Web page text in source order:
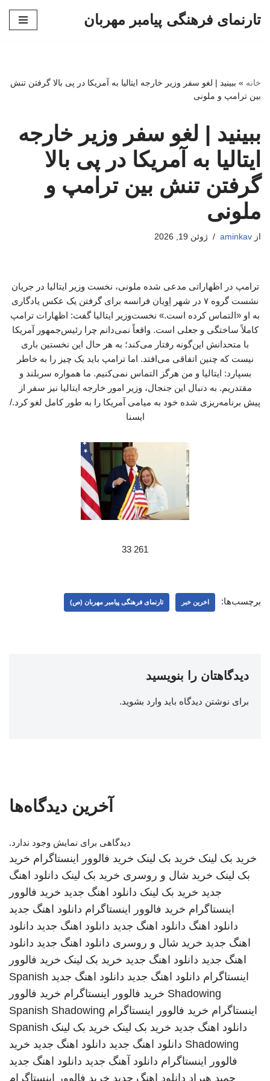
تارنمای فرهنگی پیامبر مهربان
خانه » ببینید | لغو سفر وزیر خارجه ایتالیا به آمریکا در پی بالا گرفتن تنش
بین ترامپ و ملونی
ببینید | لغو سفر وزیر خارجه
ایتالیا به آمریکا در پی بالا
گرفتن تنش بین ترامپ و
ملونی
از aminkav ژوئن 19, 2026
ترامپ در اظهاراتی مدعی شده ملونی، نخست وزیر ایتالیا در جریان
نشست گروه ۷ در شهر اِویان فرانسه برای گرفتن یک عکس یادگاری
به او «التماس کرده است.» نخست‌وزیر ایتالیا گفت: اظهارات ترامپ
کاملاً ساختگی و جعلی است. واقعاً نمی‌دانم چرا رئیس‌جمهور آمریکا
با متحدانش این‌گونه رفتار می‌کند؛ به هر حال این نخستین باری
نیست که چنین اتفاقی می‌افتد. اما ترامپ باید یک چیز را به خاطر
بسپارد: ایتالیا و من هرگز التماس نمی‌کنیم. ما همواره سربلند و
مقتدریم. به دنبال این جنجال، وزیر امور خارجه ایتالیا نیز سفر از
پیش برنامه‌ریزی شده خود به میامی آمریکا را به طور کامل لغو کرد./
ایسنا
261 33
برچسب‌ها: اخرین خبر تارنمای فرهنگی پیامبر مهربان (ص)
دیدگاهتان را بنویسید
برای نوشتن دیدگاه باید وارد بشوید.
آخرین دیدگاه‌ها
دیدگاهی برای نمایش وجود ندارد.
خرید بک لینک خرید بک لینک خرید فالوور اینستاگرام خرید
بک لینک خرید شال و روسری خرید بک لینک دانلود اهنگ
جدید خرید بک لینک دانلود اهنگ جدید خرید فالوور
اینستاگرام خرید فالوور اینستاگرام دانلود اهنگ جدید
دانلود اهنگ دانلود اهنگ جدید دانلود اهنگ جدید دانلود
اهنگ جدید خرید شال و روسری دانلود اهنگ جدید دانلود
اهنگ جدید دانلود اهنگ جدید خرید بک لینک خرید فالوور
اینستاگرام دانلود اهنگ جدید دانلود اهنگ جدید Spanish
Shadowing خرید فالوور اینستاگرام خرید فالوور
اینستاگرام خرید فالوور اینستاگرام Spanish Shadowing
دانلود اهنگ جدید خرید بک لینک خرید بک لینک Spanish
Shadowing دانلود اهنگ جدید دانلود اهنگ جدید خرید
فالوور اینستاگرام دانلود آهنگ جدید دانلود اهنگ جدید
حمید هیراد دانلود اهنگ جدید خرید فالوور اینستاگرام